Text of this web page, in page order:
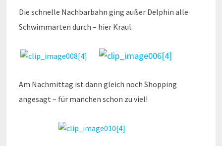
Die schnelle Nachbarbahn ging außer Delphin alle
Schwimmarten durch – hier Kraul.
Am Nachmittag ist dann gleich noch Shopping
angesagt – für manchen schon zu viel!